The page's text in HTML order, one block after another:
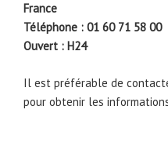
France
Téléphone : 01 60 71 58 00
Ouvert : H24
Il est préférable de
pour obtenir les